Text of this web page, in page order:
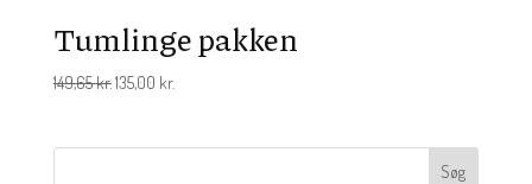
Tumlinge pakken
149,65kr.Den
135,00 kr.Den
Søg